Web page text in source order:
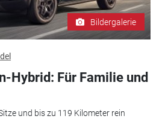
Bildergalerie
Hybrid: Für Familie und
und bis zu 119 Kilometer rein